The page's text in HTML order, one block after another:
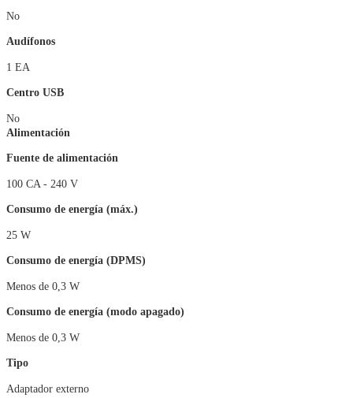
No
Audífonos
1 EA
Centro USB
No
Alimentación
Fuente de alimentación
100 CA - 240 V
Consumo de energía (máx.)
25 W
Consumo de energía (DPMS)
Menos de 0,3 W
Consumo de energía (modo apagado)
Menos de 0,3 W
Tipo
Adaptador externo